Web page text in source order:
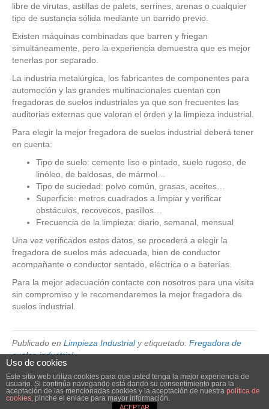
libre de virutas, astillas de palets, serrines, arenas o cualquier
tipo de sustancia sólida mediante un barrido previo.
Existen máquinas combinadas que barren y friegan
simultáneamente, pero la experiencia demuestra que es mejor
tenerlas por separado.
La industria metalúrgica, los fabricantes de componentes para
automoción y las grandes multinacionales cuentan con
fregadoras de suelos industriales ya que son frecuentes las
auditorias externas que valoran el órden y la limpieza industrial.
Para elegir la mejor fregadora de suelos industrial deberá tener
en cuenta:
Tipo de suelo: cemento liso o pintado, suelo rugoso, de
linóleo, de baldosas, de mármol…
Tipo de suciedad: polvo común, grasas, aceites…
Superficie: metros cuadrados a limpiar y verificar
obstáculos, recovecos, pasillos…
Frecuencia de la limpieza: diario, semanal, mensual
Una vez verificados estos datos, se procederá a elegir la
fregadora de suelos más adecuada, bien de conductor
acompañante o conductor sentado, eléctrica o a baterías.
Para la mejor adecuación contacte con nosotros para una visita
sin compromiso y le recomendaremos la mejor fregadora de
suelos industrial.
Publicado en Limpieza Industrialy etiquetado: Fregadora de
suelos industrial
© 2026 Elube. Aspiración y Filtración Industrial. |Powered byBeaver
Builder
Uso de cookies
Este sitio web utiliza cookies para que usted tenga la mejor experiencia de
usuario. Si continúa navegando está dando su consentimiento para la
aceptación de las mencionadas cookies y la aceptación de nuestra política de
cookies, pinche el enlace para mayor información.
ACEPTAR